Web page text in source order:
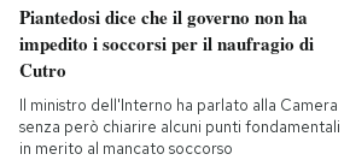
Entra
Piantedosi dice che il governo non ha
impedito i soccorsi per il naufragio di
Cutro
Il ministro dell'Interno ha parlato alla Camera
senza però chiarire alcuni punti fondamentali
in merito al mancato soccorso